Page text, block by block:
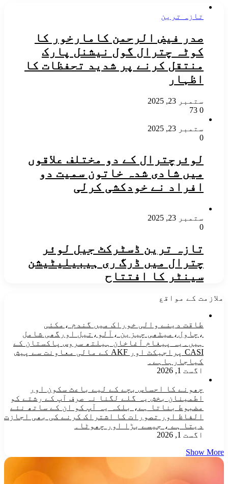
تازہ ترین
صدر فیض الرحمن کامارخور کا
کوٹہ چترال گول نیشنل پارک
منتقل کرنے پر شدید تحفظات کا
اظہار
ستمبر 23, 2025
0
ستمبر 23, 2025
0
لوئرچترال کے دو مختلف علاقوں
میں شادی شدہ خاتون سمیت دو
افراد نے خودکشی کرلی
ستمبر 23, 2025
0
تازہ ترین ڈسٹرکٹ جیل لوئر
چترال میں ڈرگ ری ہیبیلیٹیشن
سینٹر کا افتتاح
ملازمت کے مواقع
طاقت دینے والی خوراک میں گندم ،مکئی
،چاول،میٹھی چیزین ،آلو،تیل اورگھی شامل
ہیں۔یہ پیغام آغاخان ہیلتھ سروس پاکستان کے
CASI پراجیکٹ اور AKF کے مالی معاونت سے پیش
کیاجارہاہے۔
اگست 1, 2026
چھونے کا احساس بچے کے لیے باعث سکون اور
اطمینان بخش یہ گلے لگنا نہ صرف آپ کے رشتے کو
مضبوط بناتا ہے، بلکہ یہ آپ کو ان کے ساتھ نئے
الفاظ اور تصورات کا اشتراک کرنے کی بھی اجازت
دیتا ہے ، جیسے بڑا اور چھوٹا۔
اگست 1, 2026
Show More